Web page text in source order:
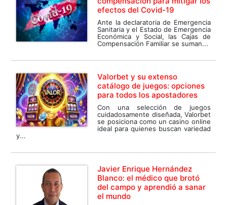
efectos del Covid-19
Ante la declaratoria de Emergencia
Sanitaria y el Estado de Emergencia
Económica y Social, las Cajas de
Compensación Familiar se suman...
Valorbet y su extenso
catálogo de juegos: opciones
para todos los apostadores
Con una selección de juegos
cuidadosamente diseñada, Valorbet
se posiciona como un casino online
ideal para quienes buscan variedad
y...
Javier Enrique Hernández
Blanco: el médico que brotó
del campo y aprendió a sanar
el mundo